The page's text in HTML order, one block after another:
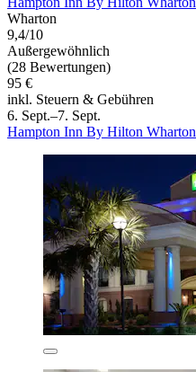
Wharton
9,4/10
Außergewöhnlich
(28 Bewertungen)
95 €
inkl. Steuern & Gebühren
6. Sept.–7. Sept.
Hampton Inn By Hilton Wharton